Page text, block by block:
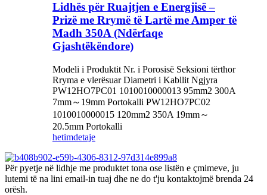
Lidhës për Ruajtjen e Energjisë –
Prizë me Rrymë të Lartë me Amper të
Madh 350A (Ndërfaqe
Gjashtëkëndore)
Modeli i Produktit Nr. i Porosisë Seksioni tërthor
Rryma e vlerësuar Diametri i Kabllit Ngjyra
PW12HO7PC01 1010010000013 95mm2 300A
7mm～19mm Portokalli PW12HO7PC02
1010010000015 120mm2 350A 19mm～
20.5mm Portokalli
hetimdetaje
Për pyetje në lidhje me produktet tona ose listën e çmimeve, ju
lutemi të na lini email-in tuaj dhe ne do t'ju kontaktojmë brenda 24
orësh.